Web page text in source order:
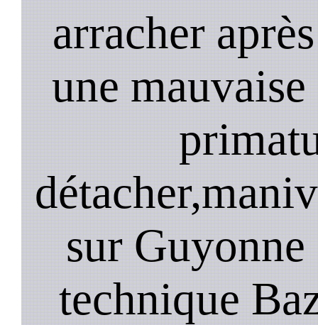
arracher
une
sur
technique